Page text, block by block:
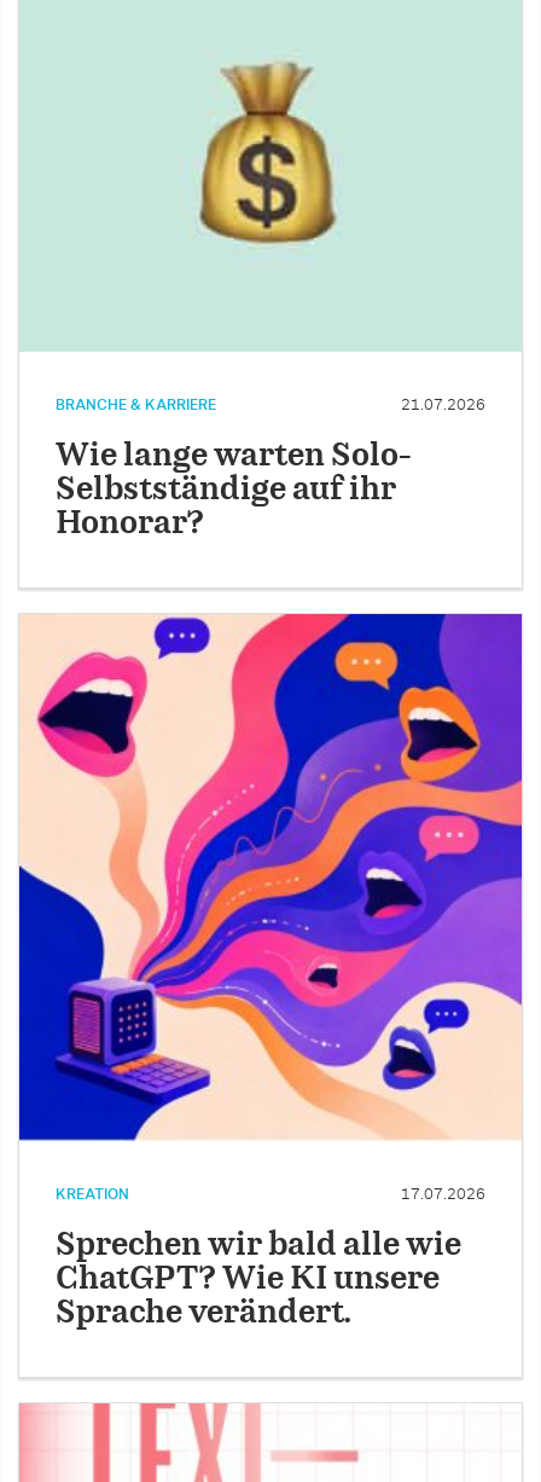
BRANCHE & KARRIERE 21.07.2026
Wie lange warten Solo-
Selbstständige auf ihr
Honorar?
KREATION 17.07.2026
Sprechen wir bald alle wie
ChatGPT? Wie KI unsere
Sprache verändert.